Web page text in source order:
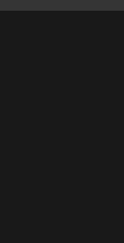
在實體展那
不已😭看到
進去月球電
依然很幸
們讓我能夠